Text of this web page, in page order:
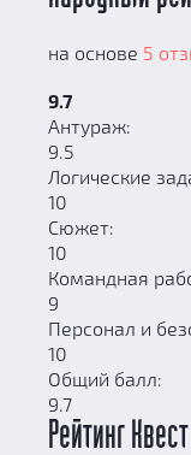
на основе 5
9.7
Антураж:
9.5
Логические
10
Сюжет:
10
Командная
9
Персонал и
10
Общий балл:
9.7
Рейтинг